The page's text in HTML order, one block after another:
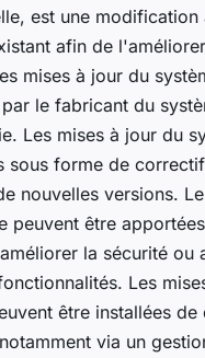
est une modification
afin de
mises à jour du
le fabricant du
Les mises à jour du
sous forme de
nouvelles versions.
peuvent être
la sécurité ou
Les
être installées de
via un